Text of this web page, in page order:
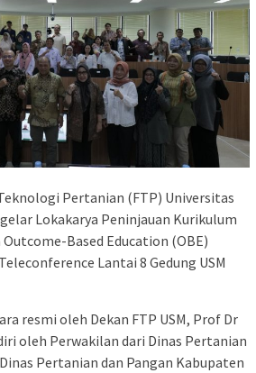
Pertanian (FTP) Universitas
Lokakarya Peninjauan Kurikulum
Based Education (OBE)
Lantai 8 Gedung USM
resmi oleh Dekan FTP USM, Prof Dr
oleh Perwakilan dari Dinas Pertanian
Pertanian dan Pangan Kabupaten